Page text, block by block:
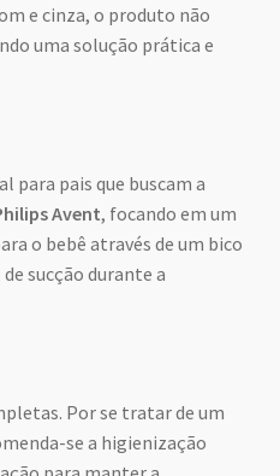
e cinza, o produto não
uma solução prática e
para pais que buscam a
Avent, focando em um
o bebê através de um bico
sucção durante a
Por se tratar de um
se a higienização